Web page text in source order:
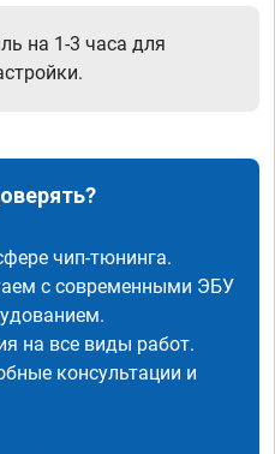
на 1-3 часа для
чип-тюнинга.
с современными ЭБУ
на все виды работ.
консультации и